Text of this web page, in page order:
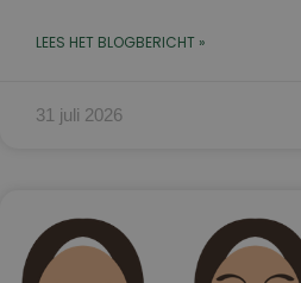
LEES HET BLOGBERICHT »
31 juli 2026